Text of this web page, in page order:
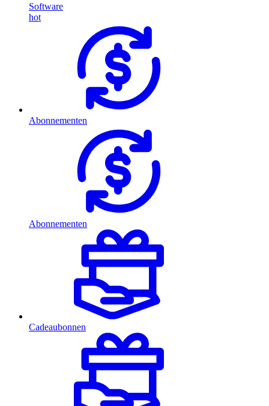
Software
hot
Abonnementen
Abonnementen
Cadeaubonnen